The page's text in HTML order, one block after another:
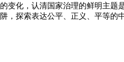
的变化，认清国家治理的鲜明主题
阱，探索表达公平、正义、平等的